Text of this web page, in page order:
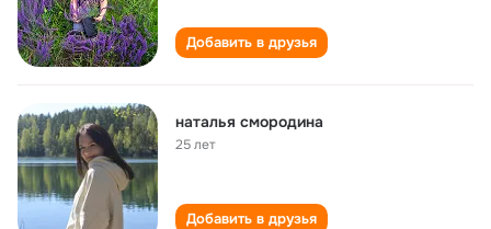
Добавить в друзья
наталья смородина
25 лет
Добавить в друзья